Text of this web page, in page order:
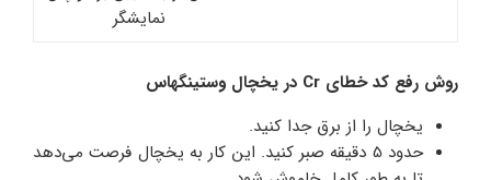
نمایشگر
روش رفع کد خطای Cr در یخچال وستینگهاس
یخچال را از برق جدا کنید.
حدود 5 دقیقه صبر کنید. این کار به یخچال فرصت می‌دهد